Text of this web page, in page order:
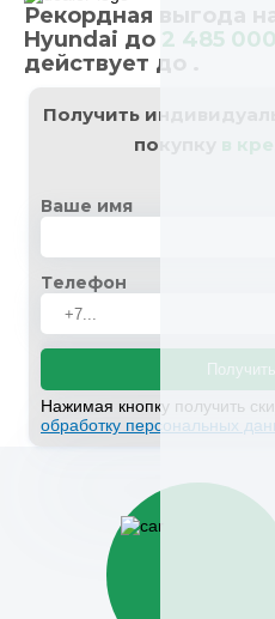
Рекордная выгода
Hyundai до 2 485 000
действует до
Получить
покупку в
Ваше имя
Телефон
Нажимая кнопку получить
обработку персональных